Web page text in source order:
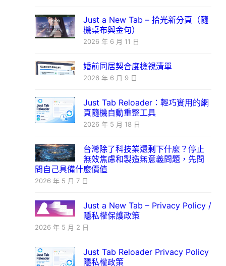
Just a New Tab – 拾光新分頁（隨
機桌布與金句）
2026 年 6 月 11 日
婚前同居契合度檢視清單
2026 年 6 月 9 日
Just Tab Reloader：輕巧實用的網
頁隨機自動重整工具
2026 年 5 月 18 日
台灣除了科技業還剩下什麼？停止
無效焦慮和製造無意義問題，先問
問自己具備什麼價值
2026 年 5 月 7 日
Just a New Tab – Privacy Policy /
隱私權保護政策
2026 年 5 月 2 日
Just Tab Reloader Privacy Policy
隱私權政策